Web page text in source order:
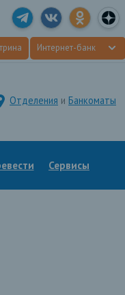
Интернет-банк
Отделения и Банкоматы
Сервисы